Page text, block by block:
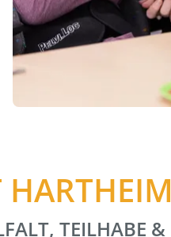
TEILHABE &